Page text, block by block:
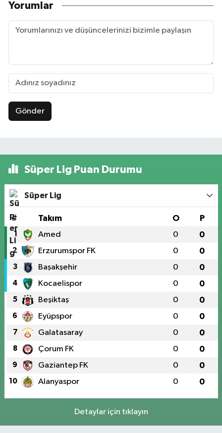
Yorumlar
Gönder
Süper Lig Puan Durumu
Süper Lig
# Takım O P
1 Amed 0 0
2 Erzurumspor FK 0 0
3 Başakşehir 0 0
4 Kocaelispor 0 0
5 Beşiktaş 0 0
6 Eyüpspor 0 0
7 Galatasaray 0 0
8 Çorum FK 0 0
9 Gaziantep FK 0 0
10 Alanyaspor 0 0
Detaylar için tıklayın